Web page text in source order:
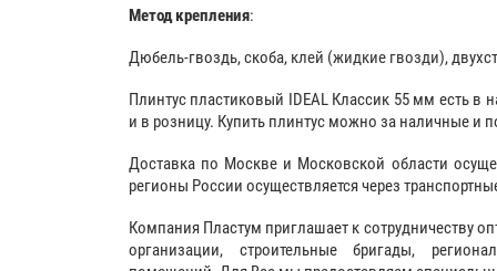
Метод крепления:
Дюбель-гвоздь, скоба, клей (жидкие гвозди),
Плинтус пластиковый IDEAL Классик 55 мм есть в
и в розницу. Купить плинтус можно за наличные и
Доставка по Москве и Московской области
регионы России осуществляется через
Компания Пластум приглашает к сотрудничеству
организации, строительные бригады,